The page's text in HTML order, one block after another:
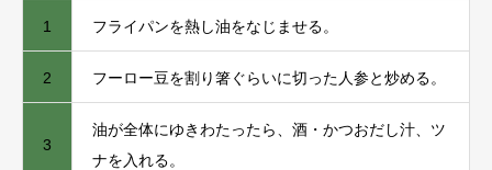
1 フライパンを熱し油をなじませる。
2 フーロー豆を割り箸ぐらいに切った人参と炒める。
3
油が全体にゆきわたったら、酒・かつおだし汁、ツ
ナを入れる。